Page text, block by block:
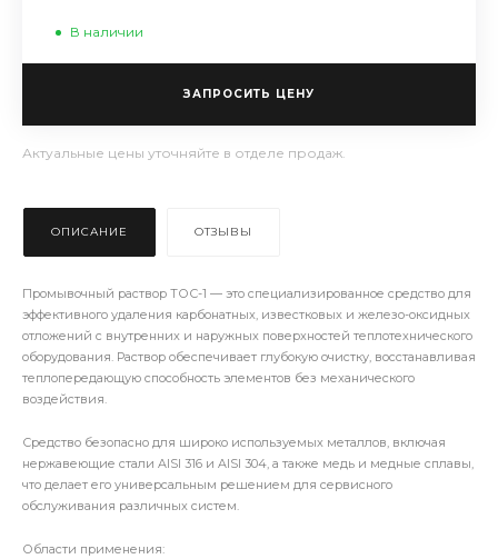
В наличии
ЗАПРОСИТЬ ЦЕНУ
Актуальные цены уточняйте в отделе продаж.
ОПИСАНИЕ ОТЗЫВЫ
Промывочный раствор ТОС-1 — это специализированное средство для
эффективного удаления карбонатных, известковых и железо-оксидных
отложений с внутренних и наружных поверхностей теплотехнического
оборудования. Раствор обеспечивает глубокую очистку, восстанавливая
теплопередающую способность элементов без механического
воздействия.
Средство безопасно для широко используемых металлов, включая
нержавеющие стали AISI 316 и AISI 304, а также медь и медные сплавы,
что делает его универсальным решением для сервисного
обслуживания различных систем.
Области применения: